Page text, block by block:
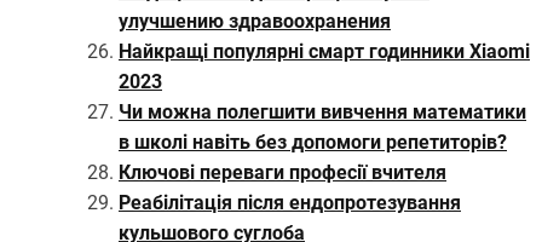
улучшению здравоохранения
Найкращі популярні смарт годинники Xiaomi
2023
Чи можна полегшити вивчення математики
в школі навіть без допомоги репетиторів?
Ключові переваги професії вчителя
Реабілітація після ендопротезування
кульшового суглоба